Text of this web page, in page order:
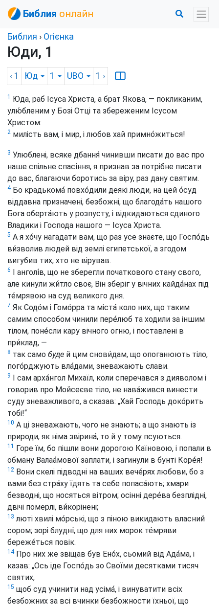
Библия онлайн
Библия › Огієнка
Юди, 1
‹ 1 Юд 1 UBO 1 ›
1
Юда, раб Ісуса Христа, а брат Якова, — покликаним,
улю́бленим у Бозі Отці та збереженим Ісусом
Христом:
2 милість вам, і мир, і любов хай примно́житься!
3 Улюблені, всяке дбання́ чинивши писати до вас про
наше спільне спасі́ння, я признав за потрібне писати
до вас, благаючи боротись за віру, раз дану святим.
4Бо крадькома́ повхо́дили деякі люди, на цей о́суд
віддавна призначені, безбожні, що благода́ть нашого
Бога оберта́ють у розпусту, і відкидаються єдиного
Владики і Господа нашого — Ісуса Христа.
5 А я хо́чу нагадати вам, що раз усе знаєте, що Госпо́дь
ви́зволив людей від землі єгипетської, а згодом
вигубив тих, хто не вірував.
6 І анголі́в, що не зберегли початкового стану свого,
але кинули жи́тло своє, Він зберіг у вічних кайда́нах під
те́мрявою на суд великого дня.
7 Як Содо́м і Гомо́рра та міста́ коло них, що таким
самим способом чинили пере́люб та ходили за іншим
тілом, поне́сли кару вічного огню, і поставлені в
при́клад, —
8 так само буде й цим снови́дам, що опоганюють тіло,
пого́рджують вла́дами, зневажають слави.
9 І сам арха́нгол Михаїл, коли сперечався з дияволом і
говорив про Мойсеєве тіло, не нава́жився винести
суду зневажливого, а сказав: „Хай Господь доко́рить
тобі!“
10 А ці зневажають, чого не знають; а що знають із
природи, як німа звірина́, то й у тому псуються.
11 Горе їм, бо пішли вони дорогою Каїновою, і попали в
обману Валаа́мової заплати, і загинули в бунті Коре́я!
12 Вони скелі підводні на ваших вече́рях любови, бо з
вами без стра́ху їдять та себе попаса́ють; хмари
безводні, що носяться вітром; осінні дере́ва безплідні,
двічі померлі, ви́корінені;
13 люті хвилі мо́рські, що з піною викидають власний
сором; зорі блудні́, що для них морок те́мряви
береже́ться повік.
14Про них же звіщав був Ено́х, сьомий від Ада́ма, і
казав: „Ось іде Госпо́дь зо Своїми десятками тисяч
святих,
15 щоб суд учинити над усіма́, і винуватити всіх
безбожних за всі вчинки безбожности їхньої, що